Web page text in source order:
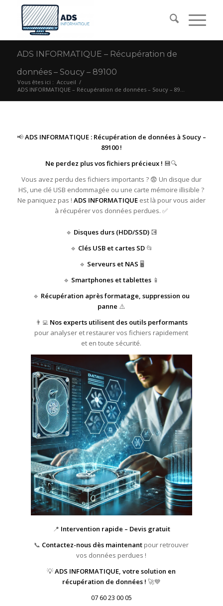
ADS INFORMATIQUE – Récupération de
données – Soucy – 89100
Vous êtes ici : Accueil /
ADS INFORMATIQUE – Récupération de données – Soucy – 89...
📢ADS INFORMATIQUE : Récupération de données à Soucy –
89100 !
Ne perdez plus vos fichiers précieux ! 💾🔍
Vous avez perdu des fichiers importants ? 😨 Un disque dur
HS, une clé USB endommagée ou une carte mémoire illisible ?
Ne paniquez pas ! ADS INFORMATIQUEest là pour vous aider
à récupérer vos données perdues. ✅
🔹 Disques durs (HDD/SSD)💽
🔹 Clés USB et cartes SD📂
🔹 Serveurs et NAS 🖥️
🔹 Smartphones et tablettes 📱
🔹 Récupération après formatage, suppression ou
panne ⚠️
👨‍💻 Nos experts utilisent des outils performants
pour analyser et restaurer vos fichiers rapidement
et en toute sécurité.
📍 Intervention rapide – Devis gratuit
📞 Contactez-nous dès maintenant pour retrouver
vos données perdues !
💡ADS INFORMATIQUE, votre solution en
récupération de données ! 🚀💙
07 60 23 00 05